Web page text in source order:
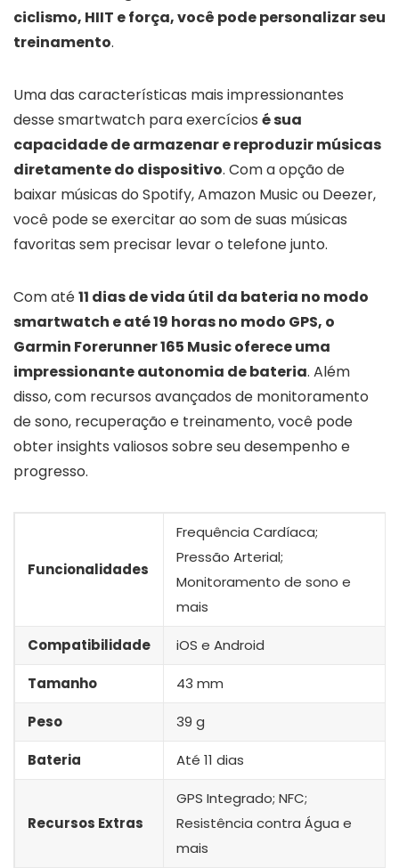
ciclismo, HIIT e força, você pode personalizar seu
treinamento.
Uma das características mais impressionantes
desse smartwatch para exercícios é sua
capacidade de armazenar e reproduzir músicas
diretamente do dispositivo. Com a opção de
baixar músicas do Spotify, Amazon Music ou Deezer,
você pode se exercitar ao som de suas músicas
favoritas sem precisar levar o telefone junto.
Com até11 dias de vida útil da bateria no modo
smartwatch e até 19 horas no modo GPS, o
Garmin Forerunner 165 Music oferece uma
impressionante autonomia de bateria. Além
disso, com recursos avançados de monitoramento
de sono, recuperação e treinamento, você pode
obter insights valiosos sobre seu desempenho e
progresso.
Funcionalidades
Frequência Cardíaca;
Pressão Arterial;
Monitoramento de sono e
mais
Compatibilidade iOS e Android
Tamanho 43 mm
Peso 39 g
Bateria Até 11 dias
Recursos Extras
GPS Integrado; NFC;
Resistência contra Água e
mais